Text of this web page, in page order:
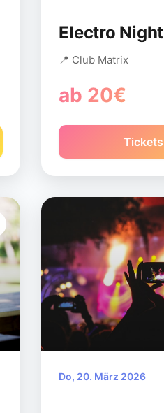
Electro Night
📍 Club Matrix
ab 20€
Do, 20. März 2026